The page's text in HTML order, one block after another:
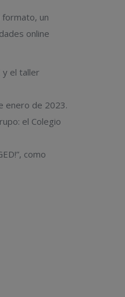
un
online
y el taller
enero de 2023.
el Colegio
como